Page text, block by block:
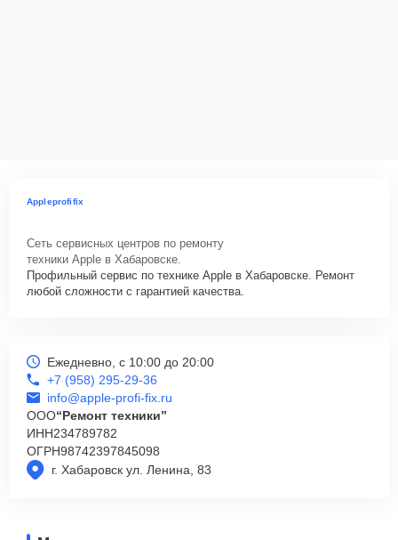
Appleprofifix
Сеть сервисных центров по ремонту
техники Apple в Хабаровске.
Профильный сервис по технике Apple в Хабаровске. Ремонт
любой сложности с гарантией качества.
г. Хабаровск ул. Ленина, 83
Ежедневно, с 10:00 до 20:00
+7 (958) 295-29-36
info@apple-profi-fix.ru
ООО“Ремонт техники”
ИНН234789782
ОГРН98742397845098